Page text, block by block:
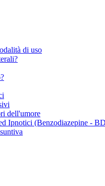
di uso
dell'umore
Ipnotici (Benzodiazepine -